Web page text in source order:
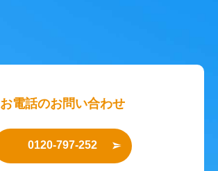
お電話のお問い合わせ
0120-797-252